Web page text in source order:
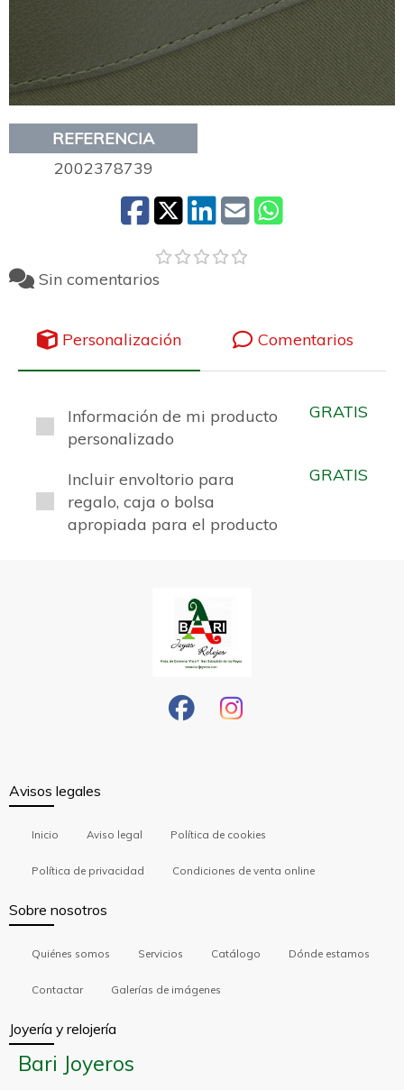
REFERENCIA
2002378739
Sin comentarios
Personalización Comentarios
Información de mi producto
personalizado
GRATIS
Incluir envoltorio para
regalo, caja o bolsa
apropiada para el producto
GRATIS
Avisos legales
Inicio Aviso legal Política de cookies
Política de privacidad Condiciones de venta online
Sobre nosotros
Quiénes somos Servicios Catálogo Dónde estamos
Contactar Galerías de imágenes
Joyería y relojería
Bari Joyeros